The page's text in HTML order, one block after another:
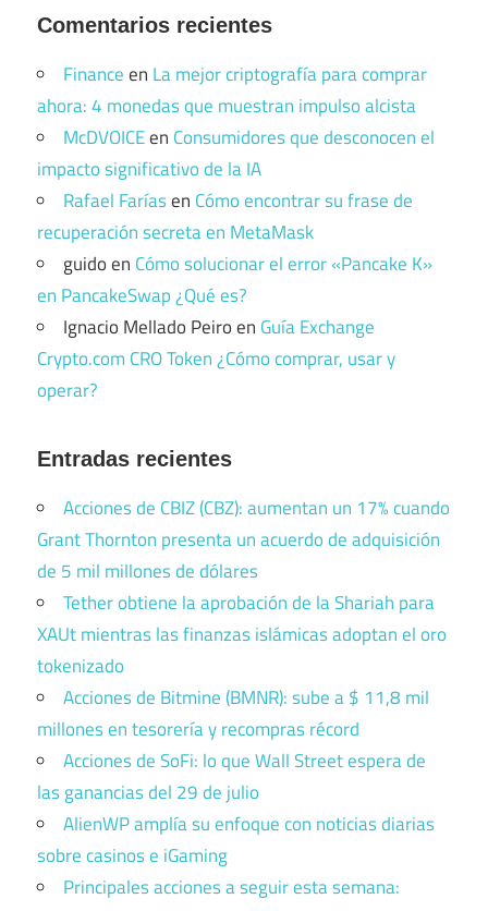
Comentarios recientes
Financeen La mejor criptografía para comprar
ahora: 4 monedas que muestran impulso alcista
McDVOICEen Consumidores que desconocen el
impacto significativo de la IA
Rafael Faríasen Cómo encontrar su frase de
recuperación secreta en MetaMask
guidoen Cómo solucionar el error «Pancake K»
en PancakeSwap ¿Qué es?
Ignacio Mellado Peiroen Guía Exchange
Crypto.com CRO Token ¿Cómo comprar, usar y
operar?
Entradas recientes
Acciones de CBIZ (CBZ): aumentan un 17% cuando
Grant Thornton presenta un acuerdo de adquisición
de 5 mil millones de dólares
Tether obtiene la aprobación de la Shariah para
XAUt mientras las finanzas islámicas adoptan el oro
tokenizado
Acciones de Bitmine (BMNR): sube a $ 11,8 mil
millones en tesorería y recompras récord
Acciones de SoFi: lo que Wall Street espera de
las ganancias del 29 de julio
AlienWP amplía su enfoque con noticias diarias
sobre casinos e iGaming
Principales acciones a seguir esta semana: